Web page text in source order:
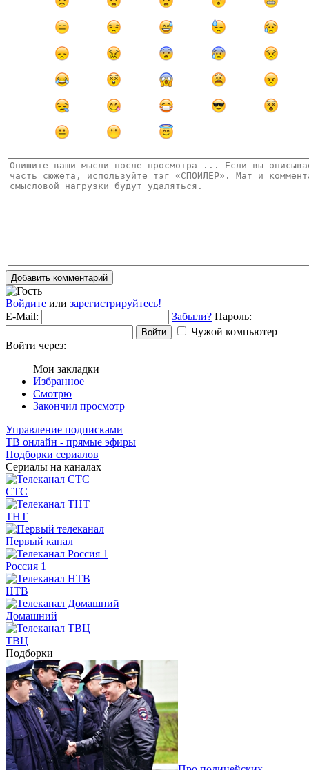
Добавить комментарий
Войдите или зарегистрируйтесь!
E-Mail:
Забыли? Пароль:
Войти
Чужой компьютер
Войти через:
Мои закладки
Избранное
Смотрю
Закончил просмотр
Управление подписками
ТВ онлайн - прямые эфиры
Подборки сериалов
Сериалы на каналах
СТС
ТНТ
Первый канал
Россия 1
НТВ
Домашний
ТВЦ
Подборки